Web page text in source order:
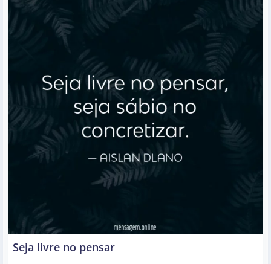
Seja livre no pensar